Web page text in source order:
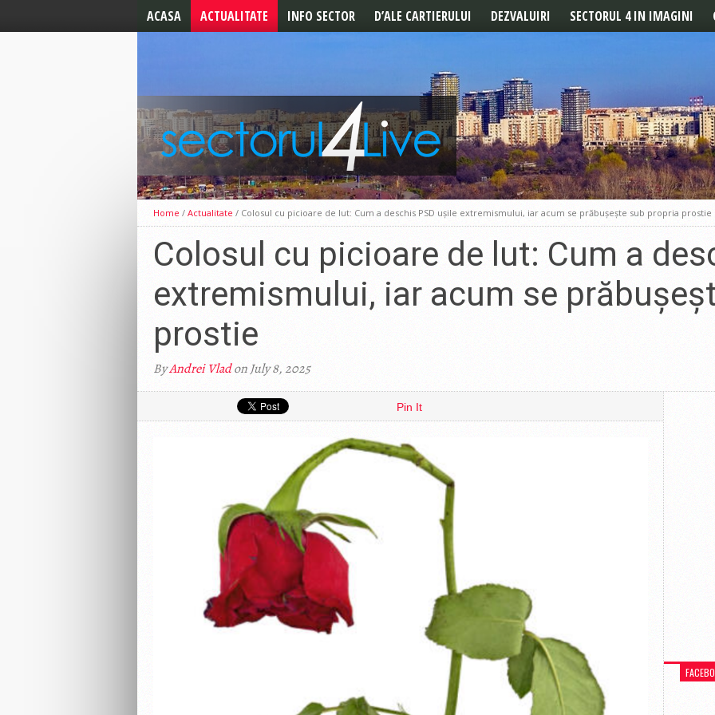
ACASA ACTUALITATE
ALEGERI PREZIDENTIALE
ALEGERI
EUROPARLAMENTARE
CELE MAI NOI STIRI
EDITORIAL
INFO SECTOR D’ALE CARTIERULUI
DE LA CITITORI
DEZVALUIRI SECTORUL 4 IN IMAGINI
Home / Actualitate / Colosul cu picioare de lut: Cum a deschis PSD ușile extremismului, iar acum se prăbușește sub propria prostie
Colosul cu picioare de lut: Cum a
extremismului, iar acum se
prostie
ByAndrei Vladon July 8, 2025
Pin It